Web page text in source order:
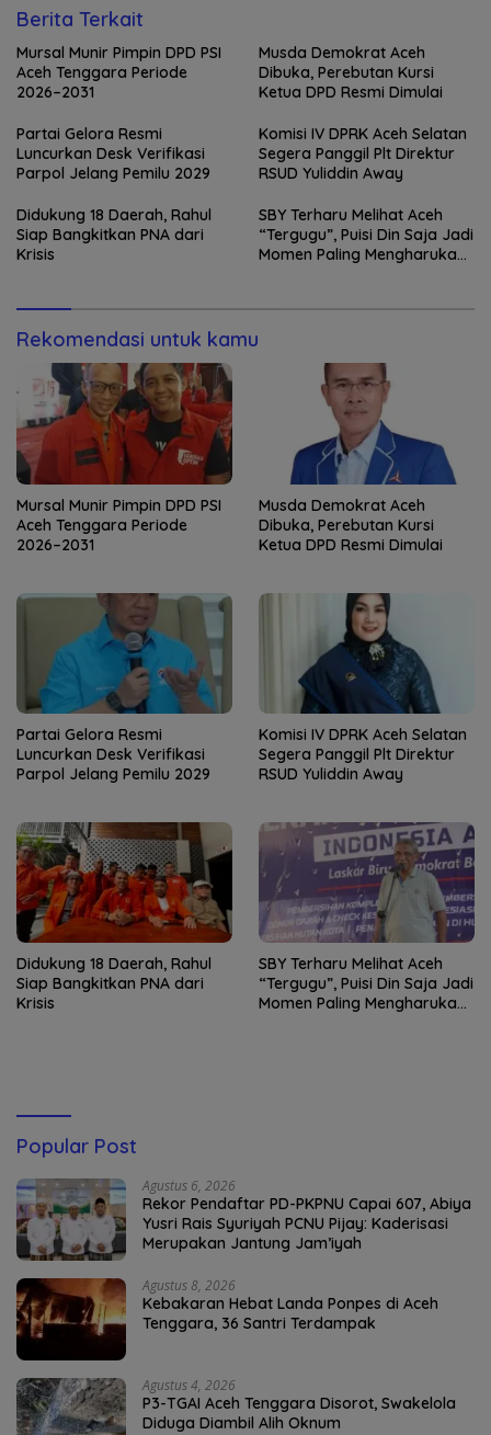
Berita Terkait
Mursal Munir Pimpin DPD PSI
Aceh Tenggara Periode
2026–2031
Musda Demokrat Aceh
Dibuka, Perebutan Kursi
Ketua DPD Resmi Dimulai
Partai Gelora Resmi
Luncurkan Desk Verifikasi
Parpol Jelang Pemilu 2029
Komisi IV DPRK Aceh Selatan
Segera Panggil Plt Direktur
RSUD Yuliddin Away
Didukung 18 Daerah, Rahul
Siap Bangkitkan PNA dari
Krisis
SBY Terharu Melihat Aceh
“Tergugu”, Puisi Din Saja Jadi
Momen Paling Mengharukan
Rekomendasi untuk kamu
Mursal Munir Pimpin DPD PSI
Aceh Tenggara Periode
2026–2031
Musda Demokrat Aceh
Dibuka, Perebutan Kursi
Ketua DPD Resmi Dimulai
Partai Gelora Resmi
Luncurkan Desk Verifikasi
Parpol Jelang Pemilu 2029
Komisi IV DPRK Aceh Selatan
Segera Panggil Plt Direktur
RSUD Yuliddin Away
Didukung 18 Daerah, Rahul
Siap Bangkitkan PNA dari
Krisis
SBY Terharu Melihat Aceh
“Tergugu”, Puisi Din Saja Jadi
Momen Paling Mengharukan
Popular Post
Agustus 6, 2026
Rekor Pendaftar PD-PKPNU Capai 607, Abiya
Yusri Rais Syuriyah PCNU Pijay: Kaderisasi
Merupakan Jantung Jam’iyah
Agustus 8, 2026
Kebakaran Hebat Landa Ponpes di Aceh
Tenggara, 36 Santri Terdampak
Agustus 4, 2026
P3-TGAI Aceh Tenggara Disorot, Swakelola
Diduga Diambil Alih Oknum